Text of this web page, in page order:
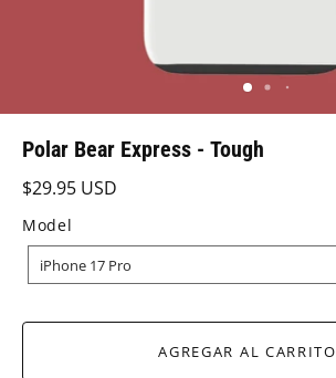
Polar Bear Express - Tough
$29.95 USD
Model
iPhone 17 Pro
AGREGAR AL CARRITO